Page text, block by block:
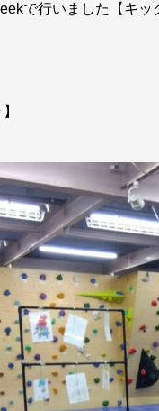
で行いました【キ